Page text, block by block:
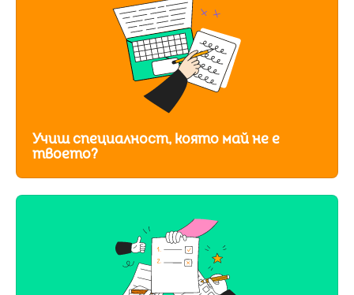
Учиш специалност, която май не е
твоето?